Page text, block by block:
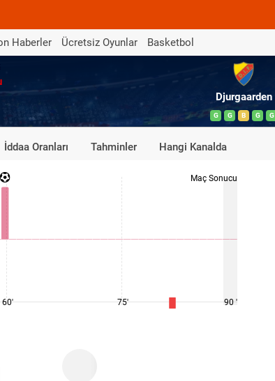
Haberler Ücretsiz Oyunlar Basketbol
Djurgaarden
G G B G G
İddaa Oranları Tahminler Hangi Kanalda
60' 75'
Maç Sonucu
90 '